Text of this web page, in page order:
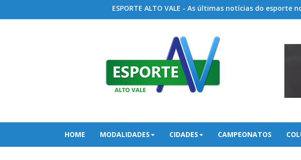
ESPORTE ALTO VALE - As últimas notícias do
HOME MODALIDADES CIDADES CAMPEONATOS